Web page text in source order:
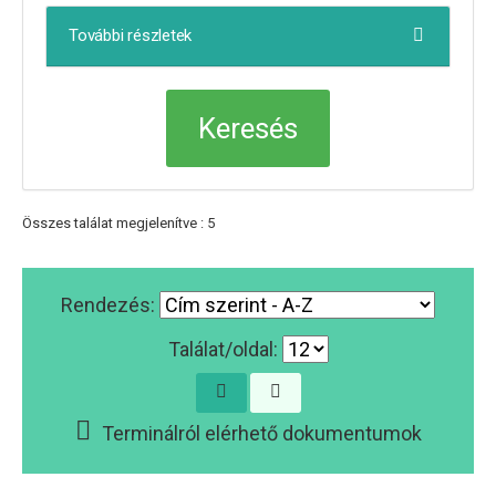
További részletek
Összes találat megjelenítve : 5
Rendezés:
Találat/oldal:
Terminálról elérhető dokumentumok